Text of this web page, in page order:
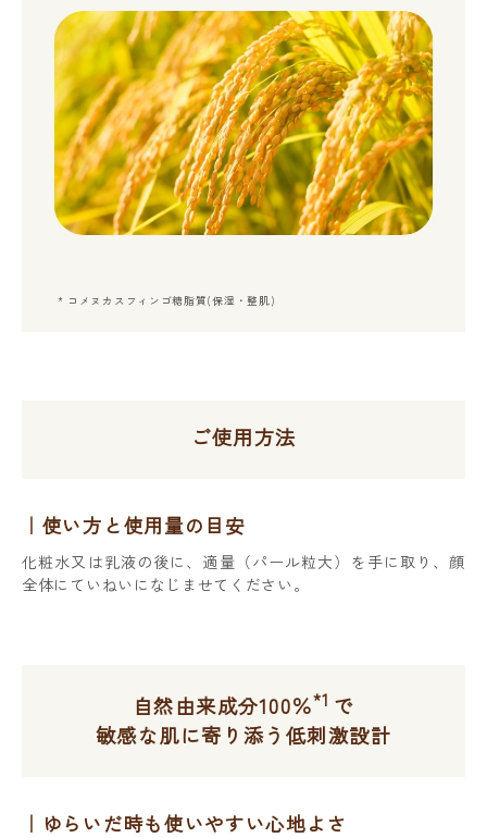
* コメヌカスフィンゴ糖脂質(保湿・整肌)
ご使用方法
使い方と使用量の目安
化粧水又は乳液の後に、適量（パール粒大）を手に取り、顔
全体にていねいになじませてください。
自然由来成分100％*1 で
敏感な肌に寄り添う低刺激設計
ゆらいだ時も使いやすい心地よさ